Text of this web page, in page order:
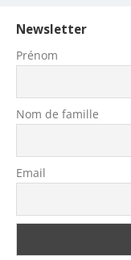
Newsletter
Prénom
Nom de famille
Email